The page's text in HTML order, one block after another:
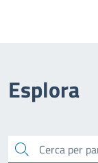
Esplora
cerca